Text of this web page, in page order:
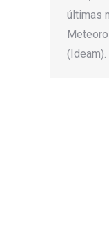
últimas
(Ideam).